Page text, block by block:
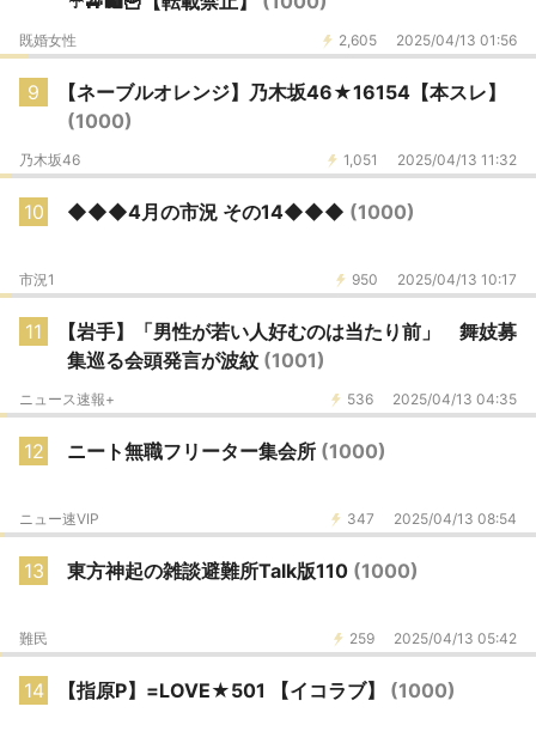
2,605 2025/04/13 01:56
既婚女性
9
【ネーブルオレンジ】乃木坂46★16154【本スレ】
(1000)
1,051 2025/04/13 11:32
乃木坂46
10 ◆◆◆4月の市況 その14◆◆◆ (1000)
950 2025/04/13 10:17
市況1
11
【岩手】「男性が若い人好むのは当たり前」 舞妓募
集巡る会頭発言が波紋 (1001)
536 2025/04/13 04:35
ニュース速報+
12 ニート無職フリーター集会所 (1000)
347 2025/04/13 08:54
ニュー速VIP
13 東方神起の雑談避難所Talk版110 (1000)
259 2025/04/13 05:42
難民
14 【指原P】=LOVE★501 【イコラブ】 (1000)